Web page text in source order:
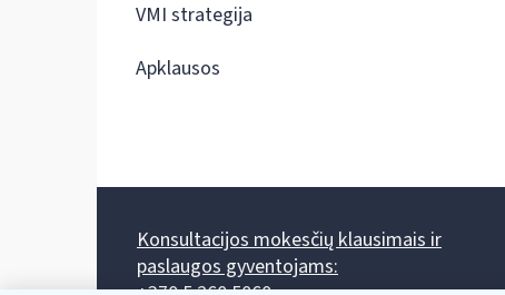
VMI strategija
Apklausos
Konsultacijos mokesčių klausimais ir
paslaugos gyventojams: